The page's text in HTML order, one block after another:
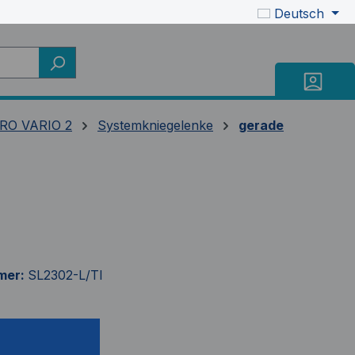
Deutsch
VARIO 2 Systemkniegelenke gerade
SL2302-L/TI